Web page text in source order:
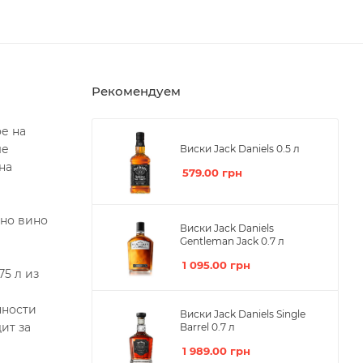
на
вино
л из
за
Рекомендуем
Виски Jack Daniels 0.5 л
579.00 грн
Виски Jack Daniels
Gentleman Jack 0.7 л
1 095.00 грн
Виски Jack Daniels Single
Barrel 0.7 л
1 989.00 грн